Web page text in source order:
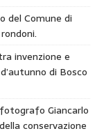
del Comune di
invenzione e
di Bosco
Giancarlo
conservazione